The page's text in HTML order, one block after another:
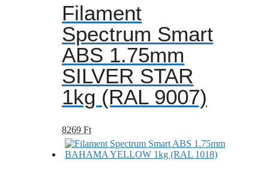
Filament
Spectrum Smart
ABS 1.75mm
SILVER STAR
1kg (RAL 9007)
8269 Ft